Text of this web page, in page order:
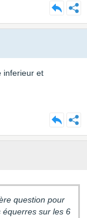
inferieur et
question pour
équerres sur les 6